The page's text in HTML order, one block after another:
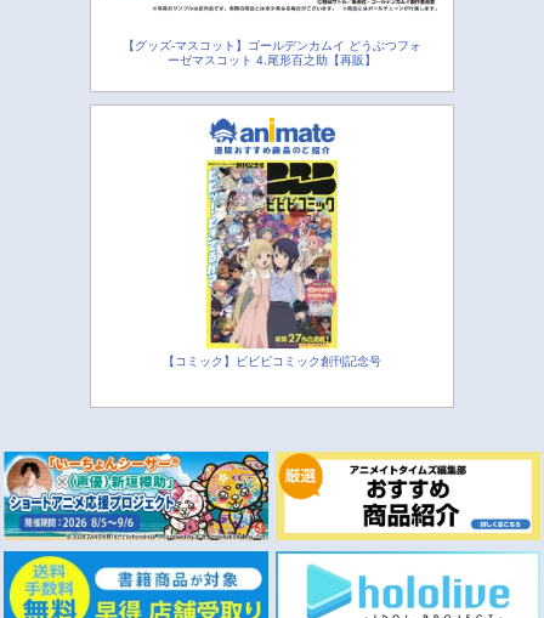
【グッズ-マスコット】ゴールデンカムイ どうぶつフォ
ーゼマスコット 4.尾形百之助【再販】
【コミック】ビビビコミック創刊記念号